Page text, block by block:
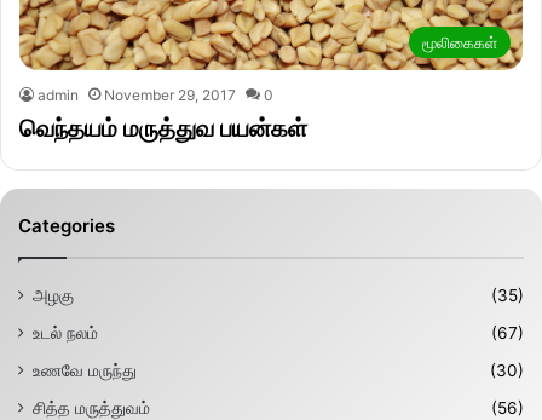
மூலிகைகள்
admin November 29, 2017 0
வெந்தயம் மருத்துவ பயன்கள்
Categories
அழகு
(35)
உடல் நலம்
(67)
உணவே மருந்து
(30)
சித்த மருத்துவம்
(56)